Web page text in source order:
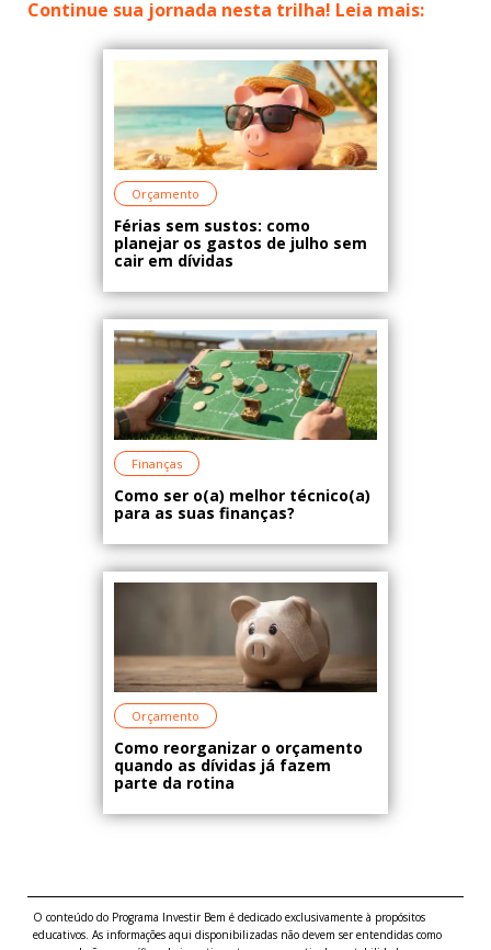
Continue sua jornada nesta trilha! Leia mais:
Orçamento
Férias sem sustos: como
planejar os gastos de julho sem
cair em dívidas
Finanças
Como ser o(a) melhor técnico(a)
para as suas finanças?
Orçamento
Como reorganizar o orçamento
quando as dívidas já fazem
parte da rotina
O conteúdo do Programa Investir Bem é dedicado exclusivamente à propósitos
educativos. As informações aqui disponibilizadas não devem ser entendidas como